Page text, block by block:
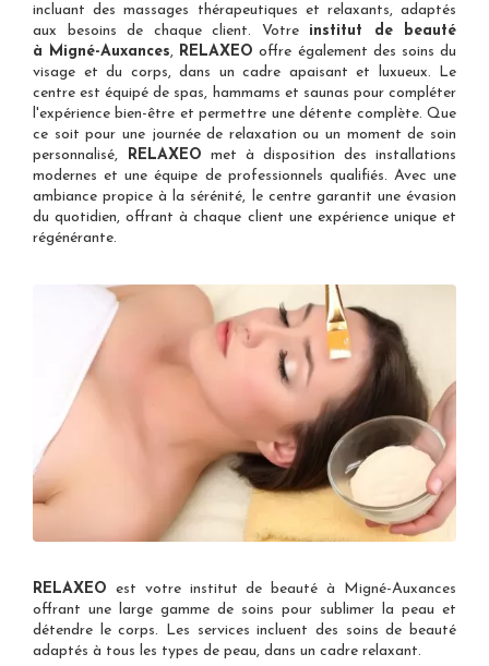
incluant des massages thérapeutiques et relaxants, adaptés
aux besoins de chaque client. Votre institut de beauté
à Migné-Auxances, RELAXEO offre également des soins du
visage et du corps, dans un cadre apaisant et luxueux. Le
centre est équipé de spas, hammams et saunas pour compléter
l'expérience bien-être et permettre une détente complète. Que
ce soit pour une journée de relaxation ou un moment de soin
personnalisé, RELAXEO met à disposition des installations
modernes et une équipe de professionnels qualifiés. Avec une
ambiance propice à la sérénité, le centre garantit une évasion
du quotidien, offrant à chaque client une expérience unique et
régénérante.
RELAXEO est votre institut de beauté à Migné-Auxances
offrant une large gamme de soins pour sublimer la peau et
détendre le corps. Les services incluent des soins de beauté
adaptés à tous les types de peau, dans un cadre relaxant.